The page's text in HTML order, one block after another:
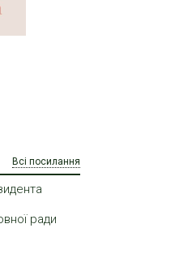
Всі посилання
ради